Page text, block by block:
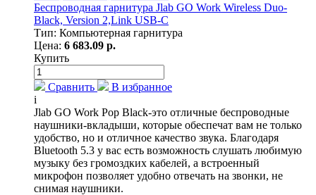
Беспроводная гарнитура Jlab GO Work Wireless Duo-
Black, Version 2,Link USB-C
Тип: Компьютерная гарнитура
Цена: 6 683.09 р.
Купить
Сравнить
В избранное
i
Jlab GO Work Pop Black-это отличные беспроводные
наушники-вкладыши, которые обеспечат вам не только
удобство, но и отличное качество звука. Благодаря
Bluetooth 5.3 у вас есть возможность слушать любимую
музыку без громоздких кабелей, а встроенный
микрофон позволяет удобно отвечать на звонки, не
снимая наушники.